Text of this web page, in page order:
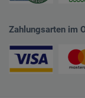
Zahlungsarten im